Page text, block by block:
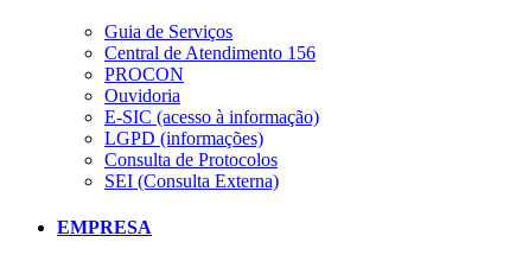
Guia de Serviços
Central de Atendimento 156
PROCON
Ouvidoria
E-SIC (acesso à informação)
LGPD (informações)
Consulta de Protocolos
SEI (Consulta Externa)
EMPRESA